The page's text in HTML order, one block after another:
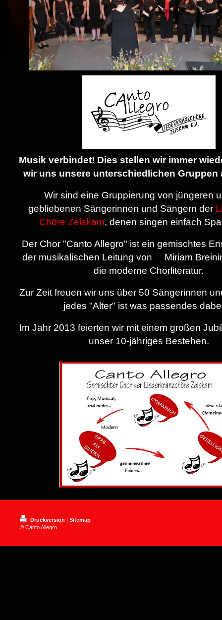
Musik verbindet! Dies stellen wir immer
wir uns unsere unterschiedlichen Gruppen
Wir sind eine Gruppierung von jüngeren
gebliebenen Sängerinnen und Sängern der
Chöre Zeiskam, denen singen einfach
Der Chor "Canto Allegro" ist ein gemischtes
der musikalischen Leitung von Miriam
die moderne Chorliteratur.
Zur Zeit freuen wir uns über 50 Sängerinnen
jedes "Alter" ist was passendes
Im Jahr 2013 feierten wir mit einem großen
unser 10-jähriges Bestehen.
Druckversion | Sitemap
© Canto Allegro